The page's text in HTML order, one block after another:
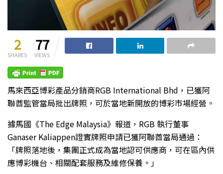
2
SHARES
77
VIEWS
馬來西亞博彩產品分銷商RGB International Bhd，已獲阿
聯酋監管當局批出牌照，可於當地新開放的博彩市場經營。
據馬國《The Edge Malaysia》報道，RGB 執行董事
Ganaser Kaliappen證實牌照申請已獲阿聯酋當局通過：
「牌照落地後，集團正式成為當地認可供應商，可在區內供
應博彩機台、相關配套服務及維修保養。」